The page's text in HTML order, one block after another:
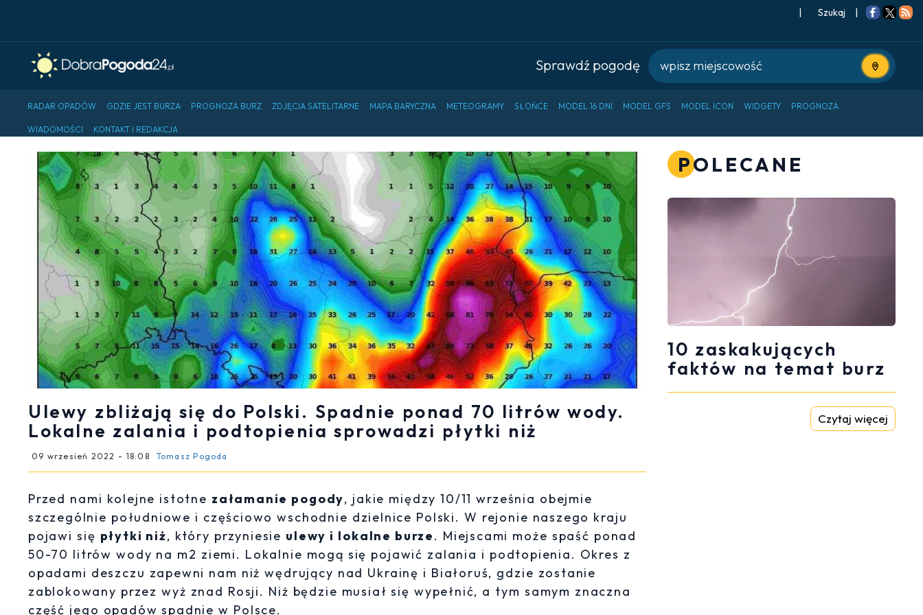
| |
Sprawdź pogodę Użyj
RADAR OPADÓW GDZIE JEST BURZA PROGNOZA BURZ ZDJĘCIA SATELITARNE MAPA BARYCZNA METEOGRAMY SŁOŃCE MODEL 16 DNI MODEL GFS MODEL ICON WIDGETY PROGNOZA
WIADOMOŚCI KONTAKT I REDAKCJA
Ulewy zbliżają się do Polski. Spadnie ponad 70 litrów wody.
Lokalne zalania i podtopienia sprowadzi płytki niż
09 wrzesień 2022 - 18:08 Tomasz Pogoda
Przed nami kolejne istotne załamanie pogody, jakie między 10/11 września obejmie
szczególnie południowe i częściowo wschodnie dzielnice Polski. W rejonie naszego kraju
pojawi się płytki niż, który przyniesie ulewy i lokalne burze. Miejscami może spaść ponad
50-70 litrów wody na m2 ziemi. Lokalnie mogą się pojawić zalania i podtopienia. Okres z
opadami deszczu zapewni nam niż wędrujący nad Ukrainę i Białoruś, gdzie zostanie
zablokowany przez wyż znad Rosji. Niż będzie musiał się wypełnić, a tym samym znaczna
część jego opadów spadnie w Polsce.
POLECANE
10 zaskakujących
faktów na temat burz
Czytaj więcej